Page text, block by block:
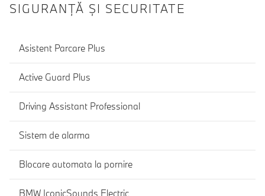
SIGURANŢĂ ŞI SECURITATE
Asistent Parcare Plus
Active Guard Plus
Driving Assistant Professional
Sistem de alarma
Blocare automata la pornire
BMW IconicSounds Electric